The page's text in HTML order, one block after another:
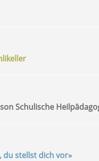
Schulische
du stellst dich vor»